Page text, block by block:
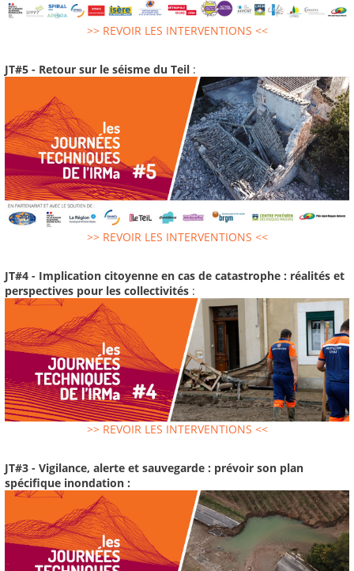
>> REVOIR LES INTERVENTIONS <<
JT#5 - Retour sur le séisme du Teil :
>> REVOIR LES INTERVENTIONS <<
JT#4 - Implication citoyenne en cas de catastrophe : réalités et
perspectives pour les collectivités :
>> REVOIR LES INTERVENTIONS <<
JT#3 - Vigilance, alerte et sauvegarde : prévoir son plan
spécifique inondation :